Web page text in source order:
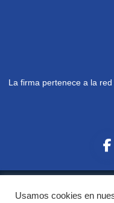
La firma pertenece a la
Copyright © 2025León
Usamos cookies en